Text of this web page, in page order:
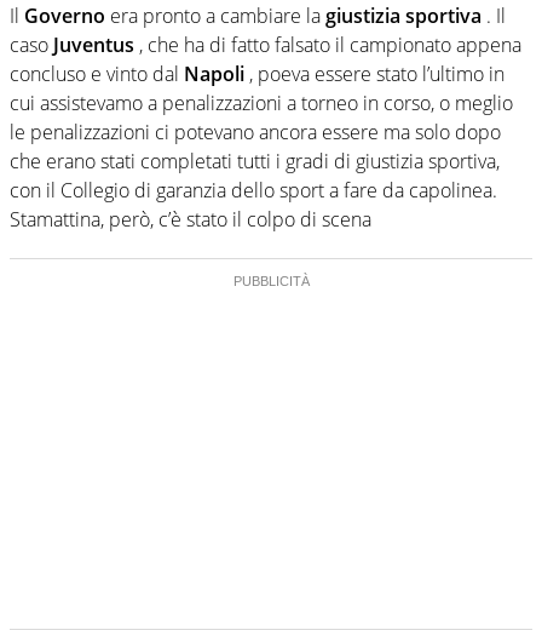
Il Governo era pronto a cambiare lagiustizia sportiva . Il
caso Juventus , che ha di fatto falsato il campionato appena
concluso e vinto dal Napoli , poeva essere stato l’ultimo in
cui assistevamo a penalizzazioni a torneo in corso, o meglio
le penalizzazioni ci potevano ancora essere ma solo dopo
che erano stati completati tutti i gradi di giustizia sportiva,
con il Collegio di garanzia dello sport a fare da capolinea.
Stamattina, però, c’è stato il colpo di scena